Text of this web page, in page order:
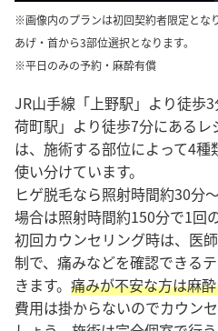
※画像内のプランは初回契約者限定とな
あげ・首から3部位選択となります。
※平日のみの予約・麻酔有償
JR山手線「上野駅」より徒歩
荷町駅」より徒歩7分にある
は、施術する部位によって4
使い分けています。
ヒゲ脱毛なら照射時間約30分
場合は照射時間約150分で1回
初回カウンセリング時は、医
制で、痛みなどを確認できる
きます。 痛みが不安な方は麻
費用は掛からないのでカウン